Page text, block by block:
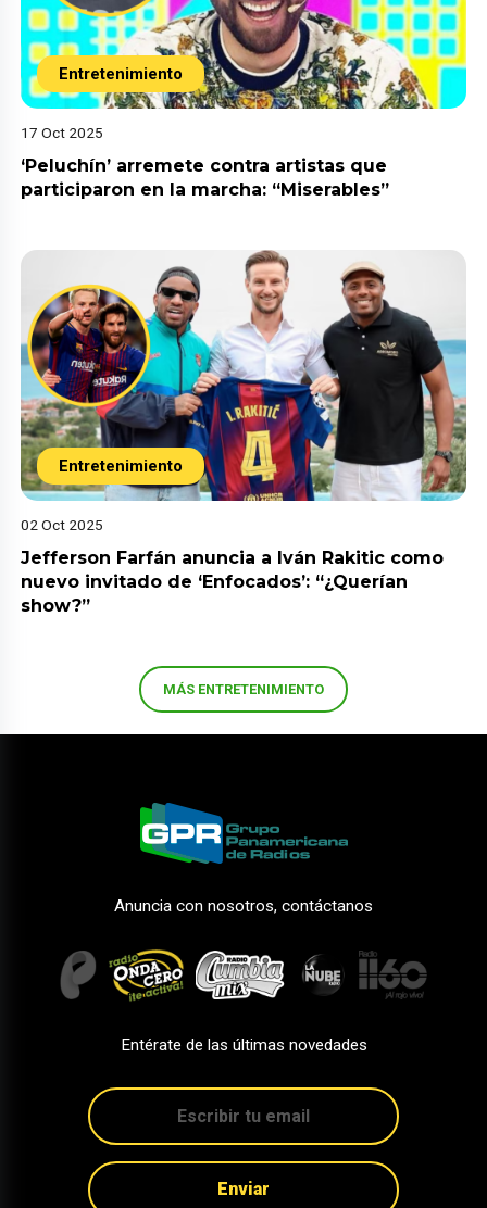
Entretenimiento
17 Oct 2025
‘Peluchín’ arremete contra artistas que
participaron en la marcha: “Miserables”
Entretenimiento
02 Oct 2025
Jefferson Farfán anuncia a Iván Rakitic como
nuevo invitado de ‘Enfocados’: “¿Querían
show?”
MÁS ENTRETENIMIENTO
Anuncia con nosotros, contáctanos
Entérate de las últimas novedades
Enviar